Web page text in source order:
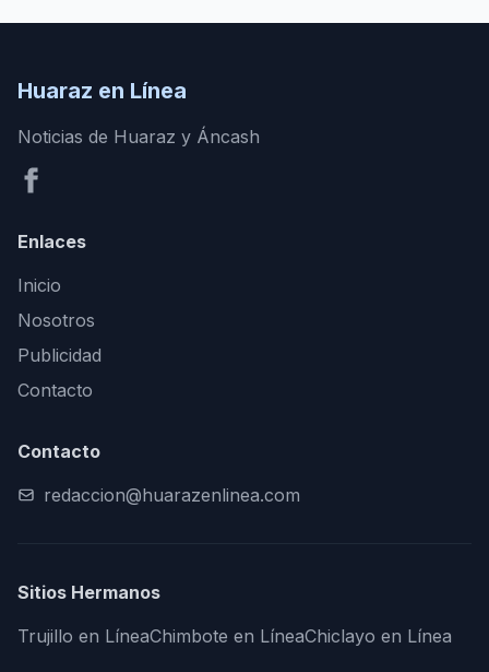
Huaraz en Línea
Noticias de Huaraz y Áncash
Enlaces
Inicio
Nosotros
Publicidad
Contacto
Contacto
redaccion@huarazenlinea.com
Sitios Hermanos
Trujillo en LíneaChimbote en LíneaChiclayo en Línea